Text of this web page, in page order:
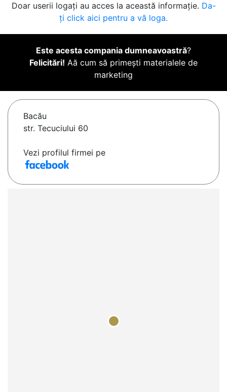
Doar userii logați au acces la această informație. Da-
ți click aici pentru a vă loga.
Este acesta compania dumneavoastră?
Felicitări! Aă cum să primești materialele de
marketing
Bacău
str. Tecuciului 60
Vezi profilul firmei pe